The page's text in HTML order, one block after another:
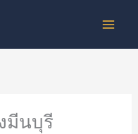
มีนบุรี